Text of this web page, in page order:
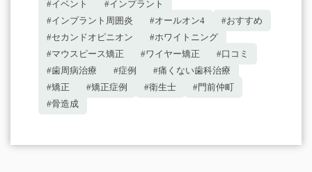
#イベント
#インプラント
#インプラント周囲炎
#オールオン4
#おすすめ
#セカンドオピニオン
#ホワイトニング
#マウスピース矯正
#ワイヤー矯正
#口コミ
#歯周病治療
#症例
#痛くない歯科治療
#矯正
#矯正症例 #衛生士
#門前仲町
#骨造成